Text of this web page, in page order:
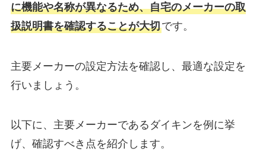
に機能や名称が異なるため、自宅のメーカーの取
扱説明書を確認することが大切です。
主要メーカーの設定方法を確認し、最適な設定を
行いましょう。
以下に、主要メーカーであるダイキンを例に挙
げ、確認すべき点を紹介します。